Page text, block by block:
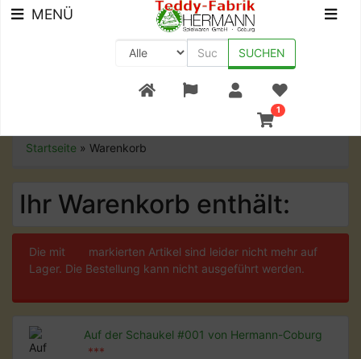
+49 (0) 9561-8590-0
MENÜ
SUCHEN
1
Startseite » Warenkorb
Ihr Warenkorb enthält:
Die mit
markierten Artikel sind leider nicht mehr auf
Lager. Die Bestellung kann nicht ausgeführt werden.
Auf der Schaukel #001 von Hermann-Coburg
***